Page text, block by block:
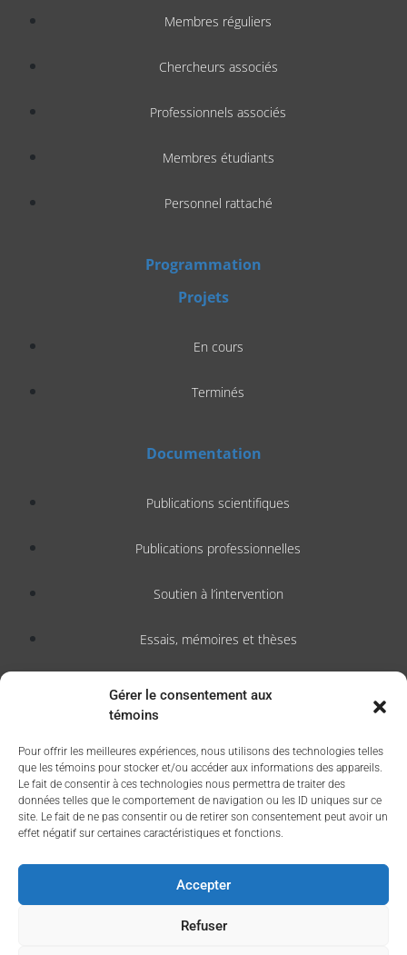
Gérer le consentement aux
témoins
Pour offrir les meilleures expériences, nous utilisons des technologies telles
que les témoins pour stocker et/ou accéder aux informations des appareils.
Le fait de consentir à ces technologies nous permettra de traiter des
données telles que le comportement de navigation ou les ID uniques sur ce
site. Le fait de ne pas consentir ou de retirer son consentement peut avoir un
effet négatif sur certaines caractéristiques et fonctions.
Accepter
Refuser
Membres réguliers
Chercheurs associés
Professionnels associés
Membres étudiants
Personnel rattaché
Programmation
Projets
En cours
Terminés
Documentation
Publications scientifiques
Publications professionnelles
Soutien à l’intervention
Essais, mémoires et thèses
Activités
Blogue
Nouvelles